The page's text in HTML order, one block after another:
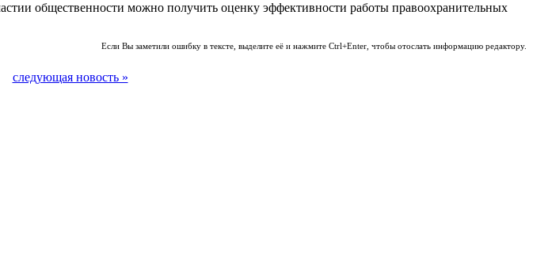
общественности можно получить оценку эффективности работы правоохранительных
Если Вы заметили ошибку в тексте, выделите её и нажмите Ctrl+Enter, чтобы отослать информацию редактору.
следующая новость »